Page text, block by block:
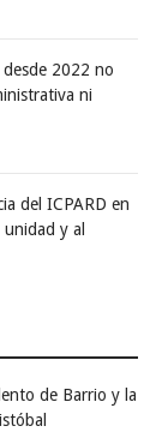
2022 no
ni
del ICPARD en
y al
de Barrio y la